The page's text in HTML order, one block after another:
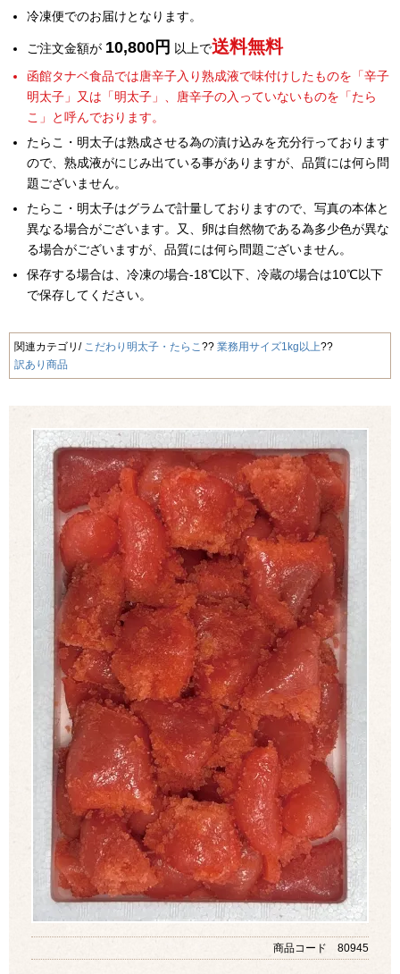
冷凍便でのお届けとなります。
ご注文金額が 10,800円 以上で送料無料
函館タナベ食品では唐辛子入り熟成液で味付けしたものを「辛子
明太子」又は「明太子」、唐辛子の入っていないものを「たら
こ」と呼んでおります。
たらこ・明太子は熟成させる為の漬け込みを充分行っております
ので、熟成液がにじみ出ている事がありますが、品質には何ら問
題ございません。
たらこ・明太子はグラムで計量しておりますので、写真の本体と
異なる場合がございます。又、卵は自然物である為多少色が異な
る場合がございますが、品質には何ら問題ございません。
保存する場合は、冷凍の場合-18℃以下、冷蔵の場合は10℃以下
で保存してください。
関連カテゴリ こだわり明太子・たらこ
業務用サイズ1kg以上
訳あり商品
商品コード 80945